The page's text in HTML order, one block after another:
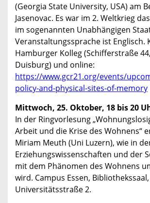
(Georgia State University, USA) am
Jasenovac. Es war im 2. Weltkrieg
im sogenannten Unabhängigen
Veranstaltungssprache ist Englisch.
Hamburger Kolleg (Schifferstraße
Duisburg) und online:
https://www.gcr21.org/events/
policy-and-physical-sites-of-memory
Mittwoch, 25. Oktober, 18 bis 20
In der Ringvorlesung
Arbeit und die Krise des Wohnens“
Miriam Meuth (Uni Luzern), wie in
Erziehungswissenschaften und der
mit dem Phänomen des Wohnens
wird. Campus Essen, Bibliothekssaal,
Universitätsstraße 2.